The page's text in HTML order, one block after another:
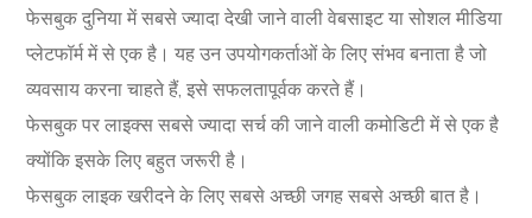
फेसबुक दुनिया में सबसे ज्यादा देखी जाने वाली वेबसाइट या सोशल मीडिया
प्लेटफॉर्म में से एक है। यह उन उपयोगकर्ताओं के लिए संभव बनाता है जो
व्यवसाय करना चाहते हैं, इसे सफलतापूर्वक करते हैं।
फेसबुक पर लाइक्स सबसे ज्यादा सर्च की जाने वाली कमोडिटी में से एक है
क्योंकि इसके लिए बहुत जरूरी है।
फेसबुक लाइक खरीदने के लिए सबसे अच्छी जगह सबसे अच्छी बात है।